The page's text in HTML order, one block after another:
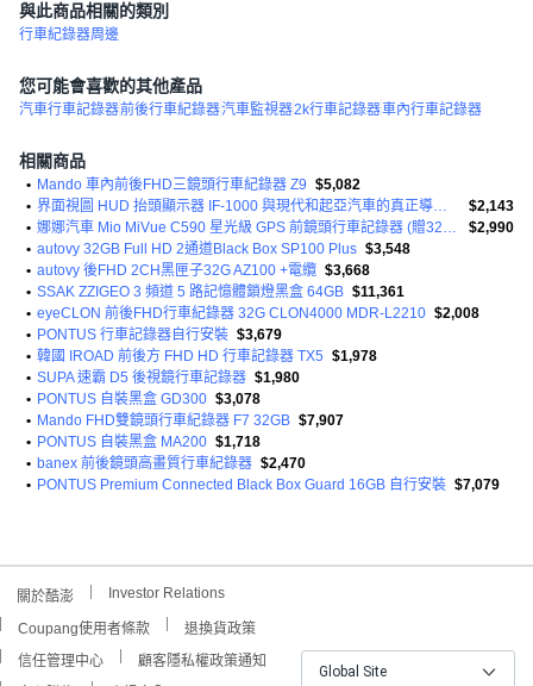
與此商品相關的類別
行車紀錄器周邊
您可能會喜歡的其他產品
汽車行車記錄器前後行車紀錄器汽車監視器2k行車記錄器車內行車記錄器
相關商品
• Mando 車內前後FHD三鏡頭行車紀錄器 Z9 $5,082
•
界面視圖 HUD 抬頭顯示器 IF-1000 與現代和起亞汽車的真正導航相連
$2,143
•
娜娜汽車 Mio MiVue C590 星光級 GPS 前鏡頭行車記錄器 (贈32G記憶卡)
$2,990
• autovy 32GB Full HD 2通道Black Box SP100 Plus $3,548
• autovy 後FHD 2CH黑匣子32G AZ100 +電纜 $3,668
• SSAK ZZIGEO 3 頻道 5 路記憶體鎖燈黑盒 64GB $11,361
• eyeCLON 前後FHD行車紀錄器 32G CLON4000 MDR-L2210 $2,008
• PONTUS 行車記錄器自行安裝 $3,679
• 韓國 IROAD 前後方 FHD HD 行車記錄器 TX5 $1,978
• SUPA 速霸 D5 後視鏡行車記錄器 $1,980
• PONTUS 自裝黑盒 GD300 $3,078
• Mando FHD雙鏡頭行車紀錄器 F7 32GB $7,907
• PONTUS 自裝黑盒 MA200 $1,718
• banex 前後鏡頭高畫質行車紀錄器 $2,470
• PONTUS Premium Connected Black Box Guard 16GB 自行安裝 $7,079
關於酷澎 Investor Relations
Coupang使用者條款
退換貨政策
信任管理中心
顧客隱私權政策通知
Global Site